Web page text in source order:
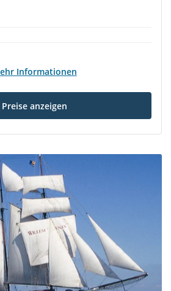
Informationen
Preise anzeigen